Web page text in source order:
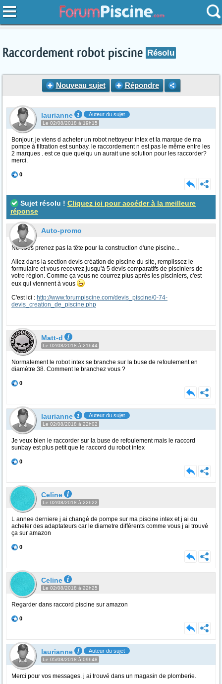
Raccordement robot piscine Résolu
Nouveau sujet Répondre
laurianne Auteur du sujet
Le 02/08/2018 à 19h15
Bonjour, je viens d acheter un robot nettoyeur intex et la marque de ma
pompe à filtration est sunbay. le raccordement n est pas le même entre les
2 marques . est ce que quelqu un aurait une solution pour les raccorder?
merci.
0
Sujet résolu ! Cliquez ici pour accéder à la meilleure
réponse
Auto-promo
Ne vous prenez pas la tête pour la construction d'une piscine...
Allez dans la section devis création de piscine du site, remplissez le
formulaire et vous recevrez jusqu'à 5 devis comparatifs de pisciniers de
votre région. Comme ça vous ne courrez plus après les pisciniers, c'est
eux qui viennent à vous
C'est ici : http://www.forumpiscine.com/devis_piscine/0-74-
devis_creation_de_piscine.php
Matt-d
Le 02/08/2018 à 21h44
Normalement le robot intex se branche sur la buse de refoulement en
diamètre 38. Comment le branchez vous ?
0
laurianne Auteur du sujet
Le 02/08/2018 à 22h02
Je veux bien le raccorder sur la buse de refoulement mais le raccord
sunbay est plus petit que le raccord du robot intex
0
Celine
Le 02/08/2018 à 22h22
L annee derniere j ai changé de pompe sur ma piscine intex et j ai du
acheter des adaptateurs car le diametre différents comme vous j ai trouvé
ça sur amazon
0
Celine
Le 02/08/2018 à 22h25
Regarder dans raccord piscine sur amazon
0
laurianne Auteur du sujet
Le 05/08/2018 à 09h48
Merci pour vos messages. j ai trouvé dans un magasin de plomberie.